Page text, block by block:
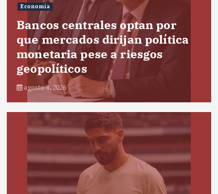
Economía
Bancos centrales optan por
que mercados dirijan política
monetaria pese a riesgos
geopolíticos
agosto 4, 2026